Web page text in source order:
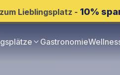
Lieblingsplatz - 10%
Gastronomie